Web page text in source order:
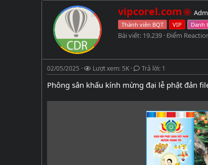
ủ
đ
ề
t
ạ
o
b
ở
y
g
ử
W
r
i
t
b
vipcorel.com
Thành viên BQT VIP
Bài viết 19.239 Điểm
02/05/2025 Lượt xem: 5K Trả lời: 1
Phông sân khấu kính mừng đại lễ phật đản